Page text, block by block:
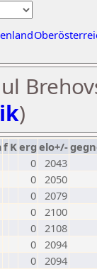
)
f Kerg elo+/-
0 2043
0 2050
0 2079
0 2100
0 2108
0 2094
0 2094